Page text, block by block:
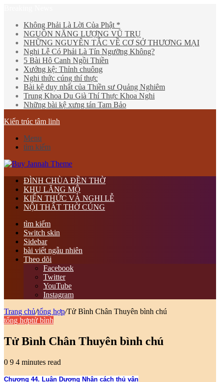
Không Phải Là Lời Của Phật *
NGUỒN NĂNG LƯỢNG VŨ TRỤ
NHỮNG NGUYÊN TẮC VỀ CƠ SỞ THƯƠNG MẠI
Nghi Lễ Có Phải Là Tín Ngưỡng Không?
5 Bài Hô Canh Ngồi Thiền
Xướng kệ: Thỉnh chuông
Nghi thức cúng thí thực
Bài kệ duy nhất của Thiền sư Quảng Nghiêm
Trung Khoa Du Già Thí Thực Khoa Nghi
Những bài kệ xưng tán Tam Bảo
Kiến trúc tâm linh
Menu
tìm kiếm
ĐÌNH CHÙA ĐỀN THỜ
KHU LĂNG MỘ
KIẾN THỨC VÀ NGHI LỄ
NỘI THẤT THỜ CÚNG
tìm kiếm
Switch skin
Sidebar
bài viết ngẫu nhiên
Theo dõi
Facebook
Twitter
YouTube
Instagram
Trang chủ/tổng hợp/Tử Bình Chân Thuyên bình chú
tổng hợptử bình
Tử Bình Chân Thuyên bình chú
0 9 4 minutes read
Chương 44. Luận Dương Nhận cách thủ vận